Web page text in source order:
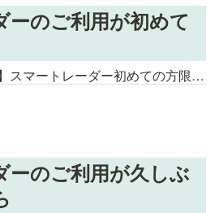
ーのご利用が初めて
【授業料10%OFF】スマートレーダー初めての方限定！夏の成績アップ応援キャンペーン
ーのご利用が久しぶ